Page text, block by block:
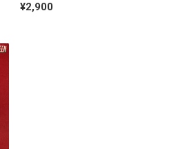
¥2,900